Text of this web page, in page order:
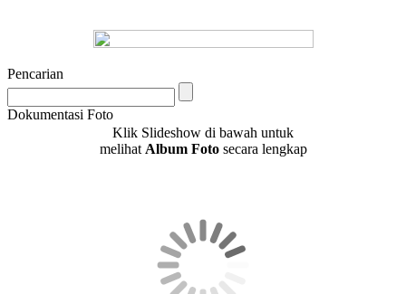
Pencarian
Dokumentasi Foto
Klik Slideshow di bawah untuk
melihat Album Fotosecara lengkap